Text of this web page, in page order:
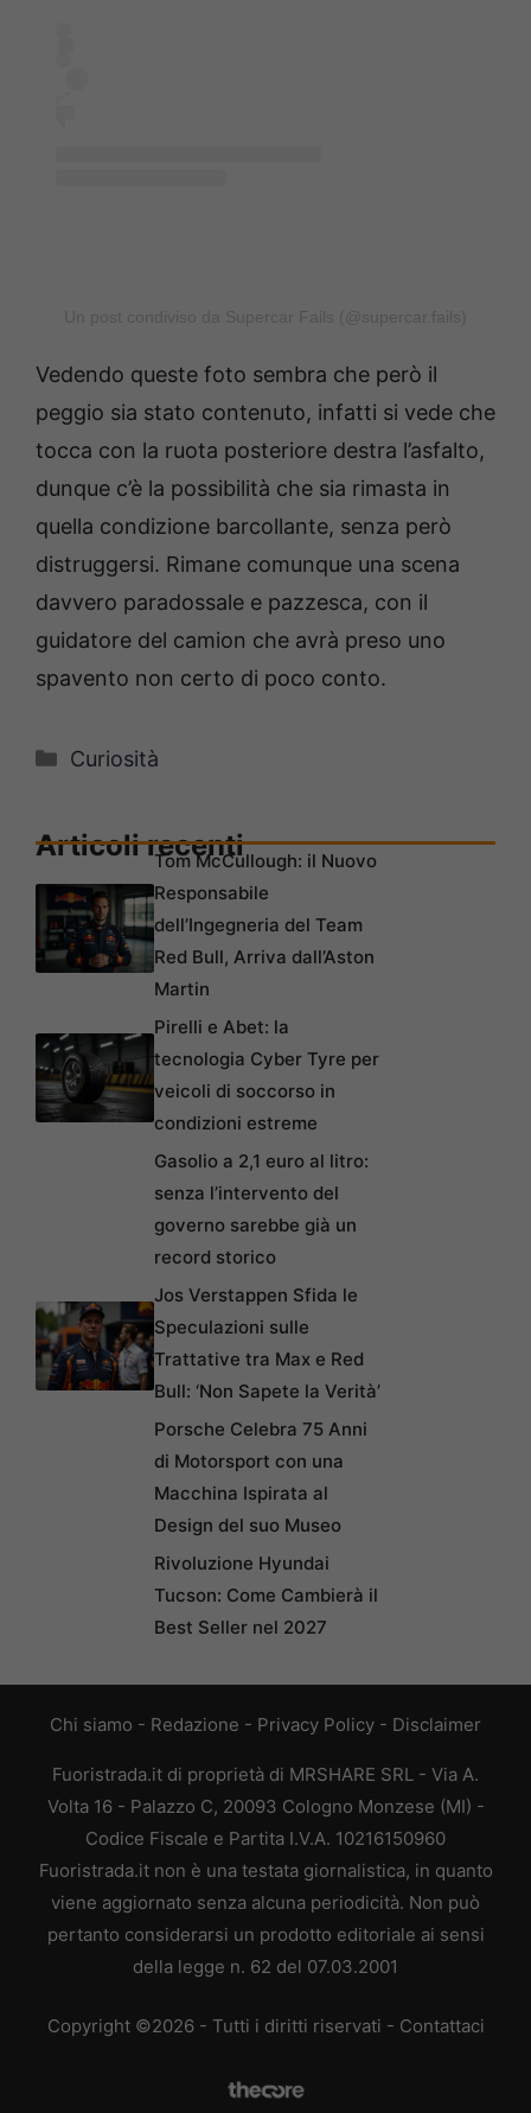
Vedendo queste foto sembra che però il
peggio sia stato contenuto, infatti si vede che
tocca con la ruota posteriore destra l’asfalto,
dunque c’è la possibilità che sia rimasta in
quella condizione barcollante, senza però
distruggersi. Rimane comunque una scena
davvero paradossale e pazzesca, con il
guidatore del camion che avrà preso uno
spavento non certo di poco conto.
Categorie
Curiosità
Articoli recentiTom McCullough: il Nuovo
Responsabile
dell’Ingegneria del Team
Red Bull, Arriva dall’Aston
Martin
Pirelli e Abet: la
tecnologia Cyber Tyre per
veicoli di soccorso in
condizioni estreme
Gasolio a 2,1 euro al litro:
senza l’intervento del
governo sarebbe già un
record storico
Jos Verstappen Sfida le
Speculazioni sulle
Trattative tra Max e Red
Bull: ‘Non Sapete la Verità’
Porsche Celebra 75 Anni
di Motorsport con una
Macchina Ispirata al
Design del suo Museo
Rivoluzione Hyundai
Tucson: Come Cambierà il
Best Seller nel 2027
Chi siamo - Redazione - Privacy Policy - Disclaimer
Fuoristrada.it di proprietà di MRSHARE SRL - Via A.
Volta 16 - Palazzo C, 20093 Cologno Monzese (MI) -
Codice Fiscale e Partita I.V.A. 10216150960
Fuoristrada.it non è una testata giornalistica, in quanto
viene aggiornato senza alcuna periodicità. Non può
pertanto considerarsi un prodotto editoriale ai sensi
della legge n. 62 del 07.03.2001
Copyright ©2026 - Tutti i diritti riservati - Contattaci